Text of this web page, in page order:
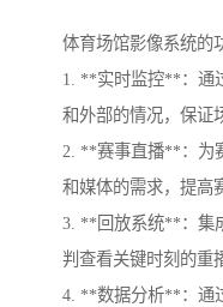
体育场馆影像系统的
1. **实时监控**：通
和外部的情况，保证
2. **赛事直播**：为
和媒体的需求，提高
3. **回放系统**：集
判查看关键时刻的重
4. **数据分析**：通